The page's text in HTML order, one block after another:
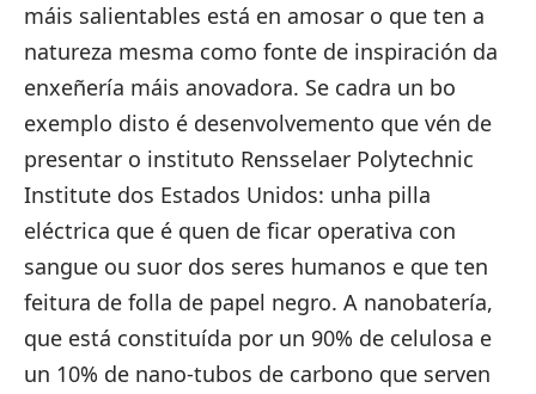
máis salientables está en amosar o que ten a
natureza mesma como fonte de inspiración da
enxeñería máis anovadora. Se cadra un bo
exemplo disto é desenvolvemento que vén de
presentar o instituto Rensselaer Polytechnic
Institute dos Estados Unidos: unha pilla
eléctrica que é quen de ficar operativa con
sangue ou suor dos seres humanos e que ten
feitura de folla de papel negro. A nanobatería,
que está constituída por un 90% de celulosa e
un 10% de nano-tubos de carbono que serven